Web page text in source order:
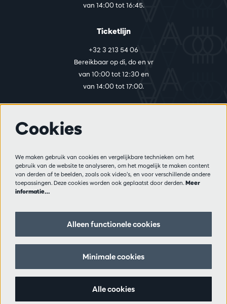
van 14:00 tot 16:45.
Ticketlijn
+32 3 213 54 06
Bereikbaar op di, do en vr
van 10:00 tot 12:30 en
van 14:00 tot 17:00.
Privacy
Verkoopsvoorwaarden
Pers
Volg ons
Cookies
We maken gebruik van cookies en vergelijkbare technieken om het
gebruik van de website te analyseren, om het mogelijk te maken content
van derden af te beelden, zoals ook video’s, en voor verschillende andere
toepassingen. Deze cookies worden ook geplaatst door derden. Meer
informatie…
Alleen functionele cookies
Minimale cookies
Alle cookies